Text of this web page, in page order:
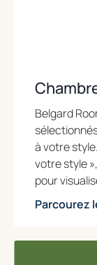
Belgard
à votre
votre style
pour
Parcourez
p